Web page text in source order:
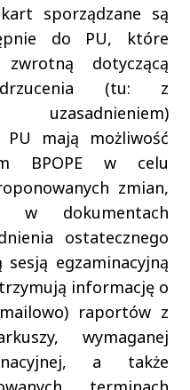
sporządzane są
do PU, które
zwrotną dotyczącą
(tu: z
PU mają możliwość
BPOPE w celu
zmian,
w dokumentach
ostatecznego
egzaminacyjną
informację o
raportów z
wymaganej
a także